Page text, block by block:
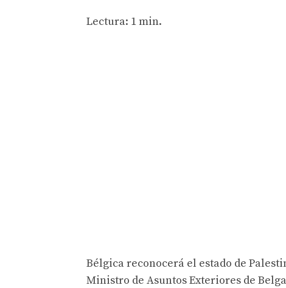
Lectura: 1 min.
Bélgica reconocerá el estado de
Ministro de Asuntos Exteriores de